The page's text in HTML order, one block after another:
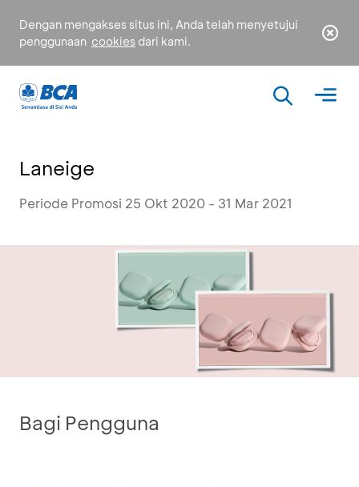
Dengan mengakses situs ini, Anda telah menyetujui
penggunaan cookies dari kami.
Laneige
Periode Promosi 25 Okt 2020 - 31 Mar 2021
Bagi Pengguna